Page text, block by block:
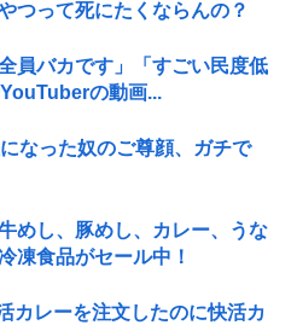
つって死にたくならんの？
員バカです」「すごい民度低
の動画...
なった奴のご尊顔、ガチで
めし、豚めし、カレー、うな
凍食品がセール中！
カレーを注文したのに快活カ